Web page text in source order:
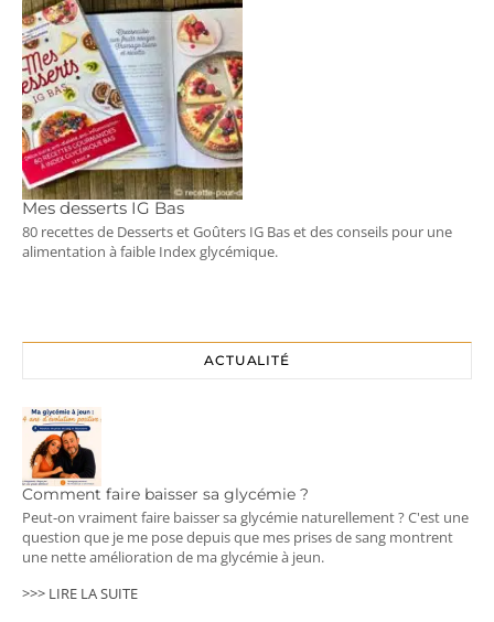
Mes desserts IG Bas
80 recettes de Desserts et Goûters IG Bas et des conseils pour une
alimentation à faible Index glycémique.
ACTUALITÉ
Comment faire baisser sa glycémie ?
Peut-on vraiment faire baisser sa glycémie naturellement ? C'est une
question que je me pose depuis que mes prises de sang montrent
une nette amélioration de ma glycémie à jeun.
>>> LIRE LA SUITE